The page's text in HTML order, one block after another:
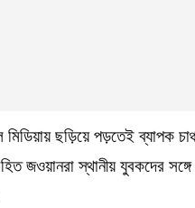
ছড়িয়ে পড়তেই ব্যাপক
জওয়ানরা স্থানীয় যুবকদের